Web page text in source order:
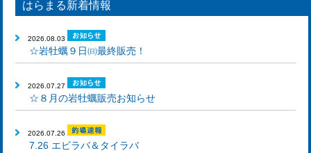
はらまる新着情報
2026.08.03
☆岩牡蠣９日㈰最終販売！
2026.07.27
☆８月の岩牡蠣販売お知らせ
2026.07.26
7.26 エビラバ＆タイラバ